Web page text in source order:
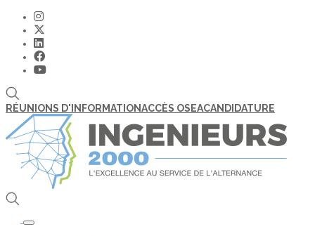
RÉUNIONS D'INFORMATIONACCÈS OSEACANDIDATURE
Toggle navigation